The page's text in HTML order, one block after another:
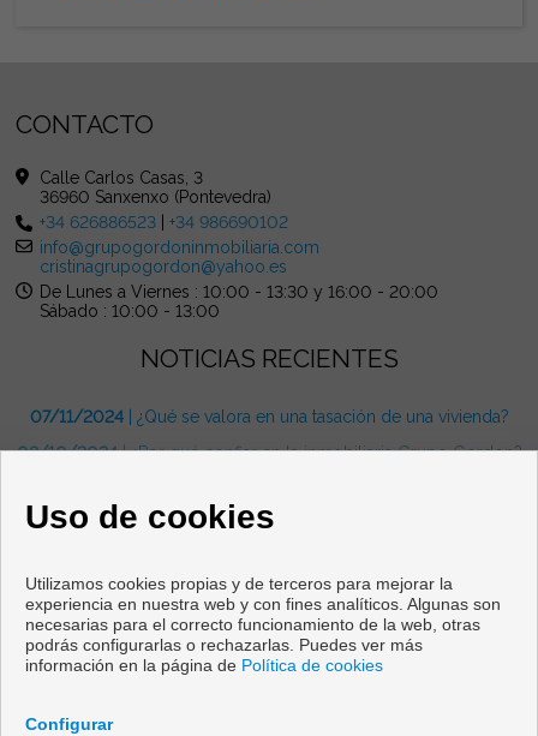
CONTACTO
Calle Carlos Casas, 3
36960 Sanxenxo (Pontevedra)
+34 626886523 |+34 986690102
info@grupogordoninmobiliaria.com
cristinagrupogordon@yahoo.es
De Lunes a Viernes : 10:00 - 13:30 y 16:00 - 20:00
Sábado : 10:00 - 13:00
NOTICIAS RECIENTES
07/11/2024| ¿Qué se valora en una tasación de una vivienda?
08/10/2024| ¿Por qué confiar en la inmobiliaria Grupo Gordon?
Pisos y casas en venta en Sanxenxo
Política de privacidad
Uso de cookies
Utilizamos cookies propias y de terceros para mejorar la
experiencia en nuestra web y con fines analíticos. Algunas son
necesarias para el correcto funcionamiento de la web, otras
podrás configurarlas o rechazarlas. Puedes ver más
información en la página de Política de cookies
Configurar